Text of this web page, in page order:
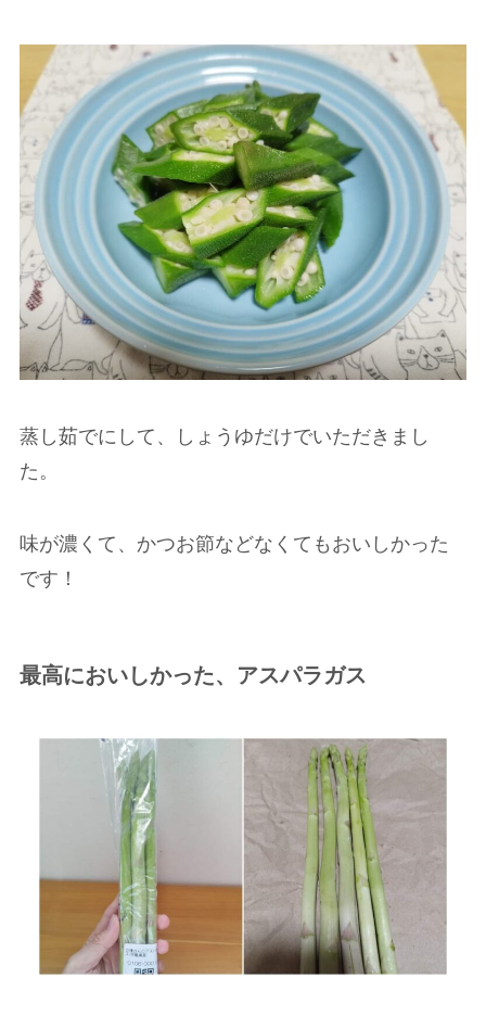
蒸し茹でにして、しょうゆだけでいただきまし
た。
味が濃くて、かつお節などなくてもおいしかった
です！
最高においしかった、アスパラガス